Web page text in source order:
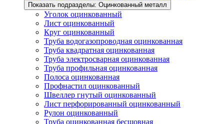
Показать подразделы: Оцинкованный металл
Уголок оцинкованный
Лист оцинкованный
Круг оцинкованный
Труба водогазопроводная оцинкованная
Труба квадратная оцинкованная
Труба электросварная оцинкованная
Труба профильная оцинкованная
Полоса оцинкованная
Профнастил оцинкованный
Швеллер гнутый оцинкованный
Лист перфорированный оцинкованный
Рулон оцинкованный
Труба оцинкованная бесшовная